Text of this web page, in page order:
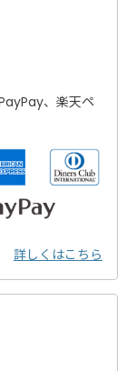
、楽天ペ
詳しくはこちら